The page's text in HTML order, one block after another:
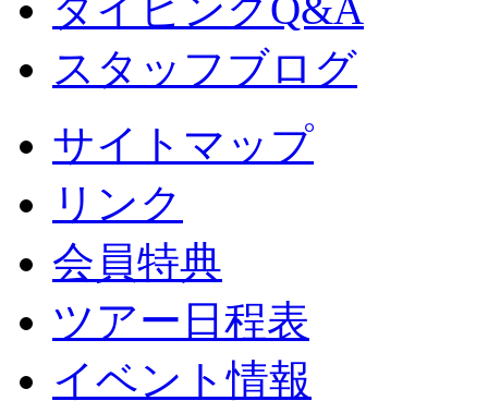
スタッフブログ
サイトマップ
リンク
会員特典
ツアー日程表
イベント情報